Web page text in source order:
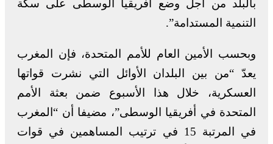
بالبلد من أجل وضع أفريقيا الوسطى على سكة
التنمية المستدامة”.
وبحسب الأمين العام للأمم المتحدة، فإن المغرب
يعدّ “من بين البلدان الأوائل التي نشرت قواتها
العسكرية، خلال هذا الأسبوع ضمن بعثة الأمم
المتحدة في أفريقيا الوسطى”، مضيفا أن “المغرب
في المرتبة 15 في ترتيب المساهمين في قوات